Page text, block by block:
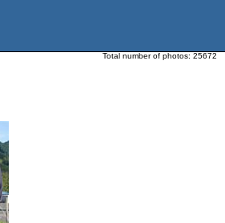
Total number of photos: 25672